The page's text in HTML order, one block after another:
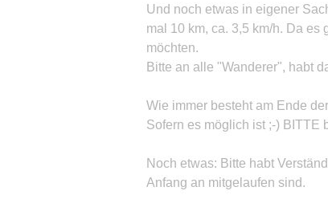
Und noch etwas in eigener
mal 10 km, ca. 3,5 km/h. Da
möchten.
Bitte an alle "Wanderer", habt
Wie immer besteht am Ende
Sofern es möglich ist ;-) BITTE
Noch etwas: Bitte habt
Anfang an mitgelaufen sind.